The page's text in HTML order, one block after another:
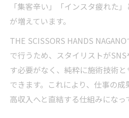
スマホ越しではなく、肉眼
美容室求人で叶うマン
ワークライフバランス
選び
「集客辛い」「インスタ疲れた
が増えています。
THE SCISSORS HANDS
で行うため、スタイリストが
す必要がなく、純粋に施術技術
できます。これにより、仕事の成
高収入へと直結する仕組みになっ